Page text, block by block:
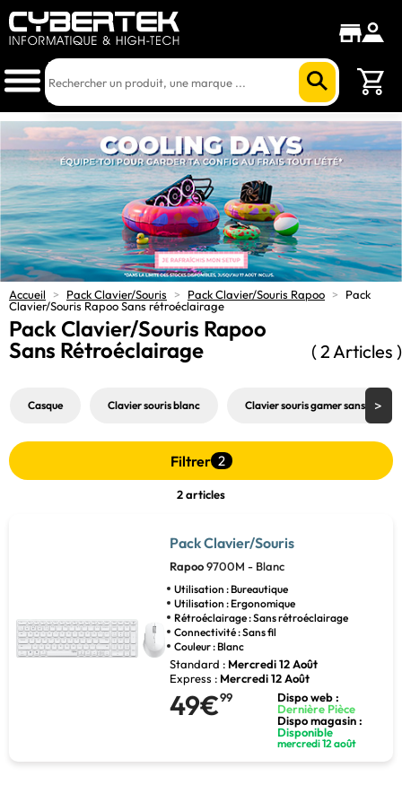
Accueil > Pack Clavier/Souris > Pack Clavier/Souris Rapoo >
Pack
Clavier/Souris Rapoo Sans rétroéclairage
Pack Clavier/Souris Rapoo
Sans Rétroéclairage
( 2 Articles )
Casque Clavier souris blanc Clavier souris gamer sans fil
Filtrer 2
2 articles
Pack Clavier/Souris
Rapoo9700M - Blanc
Utilisation : Bureautique
Utilisation : Ergonomique
Rétroéclairage : Sans rétroéclairage
Connectivité : Sans fil
Couleur : Blanc
Standard : Mercredi 12 Août
Express : Mercredi 12 Août
49€99
Dispo web :
Dernière Pièce
Dispo magasin :
Disponible
mercredi 12 août